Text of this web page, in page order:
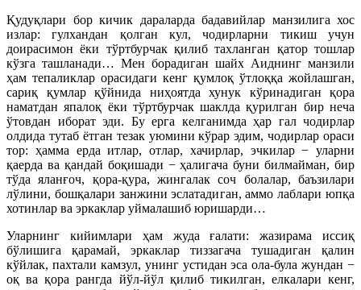
Қудуқлари бор кичик дараларда бадавийлар манзилига хос
излар: гулхандан қолган кул, чодирларни тикиш учун
доирасимон ёки тўртбурчак қилиб тахланган қатор тошлар
кўзга ташланади… Мен борадиган шайх Аиднинг манзили
ҳам тепаликлар орасидаги кенг қумлоқ ўтлоққа жойлашган,
сариқ қумлар қўйнида ниҳоятда хунук кўринадиган қора
наматдан япалоқ ёки тўртбурчак шаклда қурилган бир неча
ўтовдан иборат эди. Бу ерга келганимда ҳар гал чодирлар
олдида тутаб ётган тезак уюмини кўрар эдим, чодирлар ораси
тор: ҳамма ерда итлар, отлар, хачирлар, эчкилар − уларни
қаерда ва қандай боқишади − ҳалигача буни билмайман, бир
тўда яланғоч, қора-қура, жингалак соч болалар, баъзилари
лўлини, бошқалари занжини эслатадиган, аммо лаблари юпқа
хотинлар ва эркаклар уймалашиб юришарди…
Уларнинг кийимлари ҳам жуда ғалати: жазирама иссиқ
бўлишига қарамай, эркаклар тиззагача тушадиган қалин
кўйлак, пахтали камзул, унинг устидан эса ола-була жундан −
оқ ва қора рангда йўл-йўл қилиб тикилган, елкалари кенг,